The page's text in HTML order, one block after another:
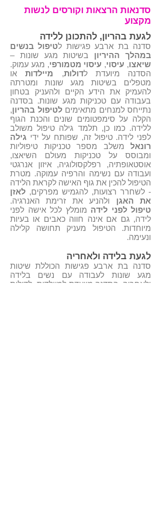
סדנאות הרצאות וקורסים לנשות
מקצוע
לגעת בהריון, להתכונן ללידה
סדנה בת ארבע פגישות לטיפול בנשים
במהלך ההיריון בשיטות מגע שונות –
שיאצו, עיסוי, עיסוי מטמורפי, מגע עמוק.
הסדנה מיועדת לדולות, מיילדותאו
מטפלים בשיטות מגע שונות ומטרתה
להעמיק את הידע הקיים ולהעניק בטחון
בעבודה עם טכניקות מגע שונות. בסדנה
נתייחס למנחים מתאימיםלטיפול בהריון,
הקלה על סימפטומים שונים והכנת הגוף
ללידה. כמו כן, תלמד גילה טיפול משולב
לפני לידה. טיפול זה, שפותח על ידי גילה
רונאל משלב מספר טכניקות טיפוליות
ומבוסס על טכניקות מעולם השיאצו,
אוסטאופתיה, רפלקסולוגיה, איזון אנרגטי
ועבודה עם נשימה והרפיה עמוקה. מטרת
הטיפול להכין את גוף האישה לקראת הלידה
- לשחרר רצועות, להגמיש מפרקים, לאזן
את האגן ולהניע את זרימת האנרגיה.
טיפול לפני לידה מומלץ לכל אישה לפני
לידה, גם אם אינה חווה כאבים או בעיות
מיוחדות. הטיפול מעניק תחושה קלילה
ונעימה.
לגעת בלידה ולאחריה
סדנה בת ארבע פגישות הכוללת שיטות
מגע שונות לעבודה עם נשים בלידה
ולאחריה. הסדנה מיועדת למיילדות, לדולות